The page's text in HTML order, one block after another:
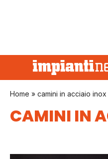
Home » camini in acciaio inox
CAMINI IN